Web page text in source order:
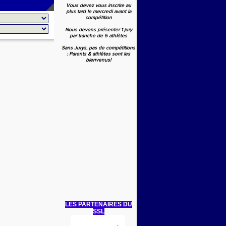
Vous devez vous inscrire au
plus tard le mercredi avant la
compétition
Nous devons présenter 1 jury
par tranche de 5 athlètes
Sans Jurys, pas de compétitions
: Parents & athlètes sont les
bienvenus!
LES PARTENAIRES DU
SSL